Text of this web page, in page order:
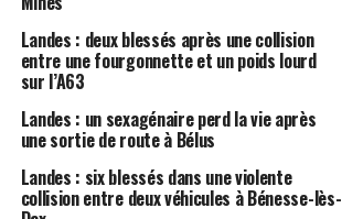
Landes : deux blessés après une collision
entre une fourgonnette et un poids lourd
sur l’A63
Landes : un sexagénaire perd la vie après
une sortie de route à Bélus
Landes : six blessés dans une violente
collision entre deux véhicules à Bénesse-lès-